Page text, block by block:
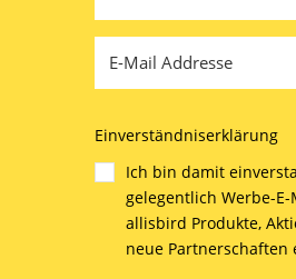
Einverständniserklärung
Ich bin damit
gelegentlich Werbe-
allisbird Produkte,
neue Partnerschaften